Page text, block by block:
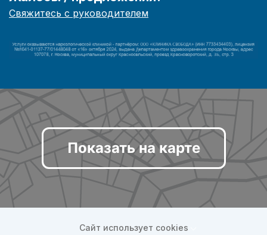
Свяжитесь с руководителем
Показать на карте
Сайт использует cookies